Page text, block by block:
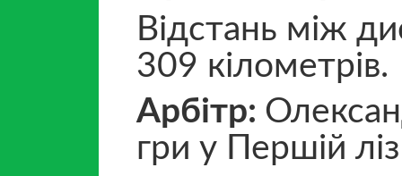
Відстань між
309 кілометрів.
Арбітр:
гри у Першій